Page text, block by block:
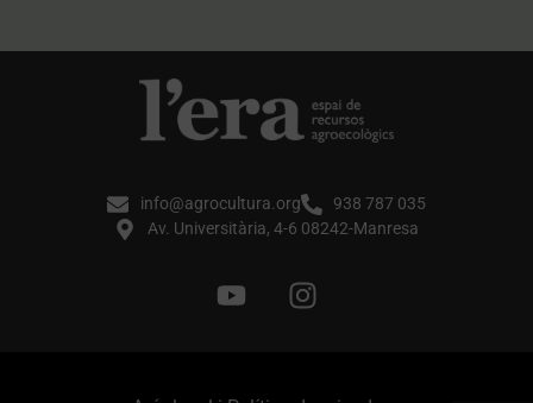
info@agrocultura.org
938 787 035
Av. Universitària, 4-6 08242-Manresa